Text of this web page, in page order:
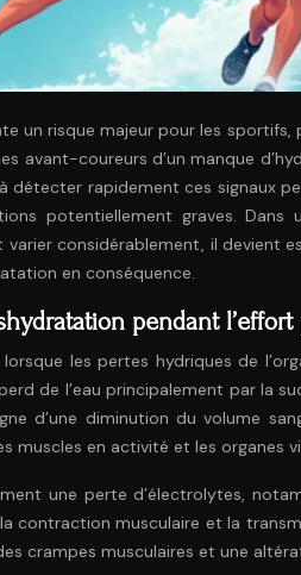
un risque majeur pour les
avant-coureurs d’un manque
détecter rapidement ces signaux
potentiellement graves.
varier considérablement, il devient
en conséquence.
pendant
les pertes hydriques de
de l’eau principalement par la
d’une diminution du volume
muscles en activité et les organes
une perte d’électrolytes,
contraction musculaire et la
crampes musculaires et une